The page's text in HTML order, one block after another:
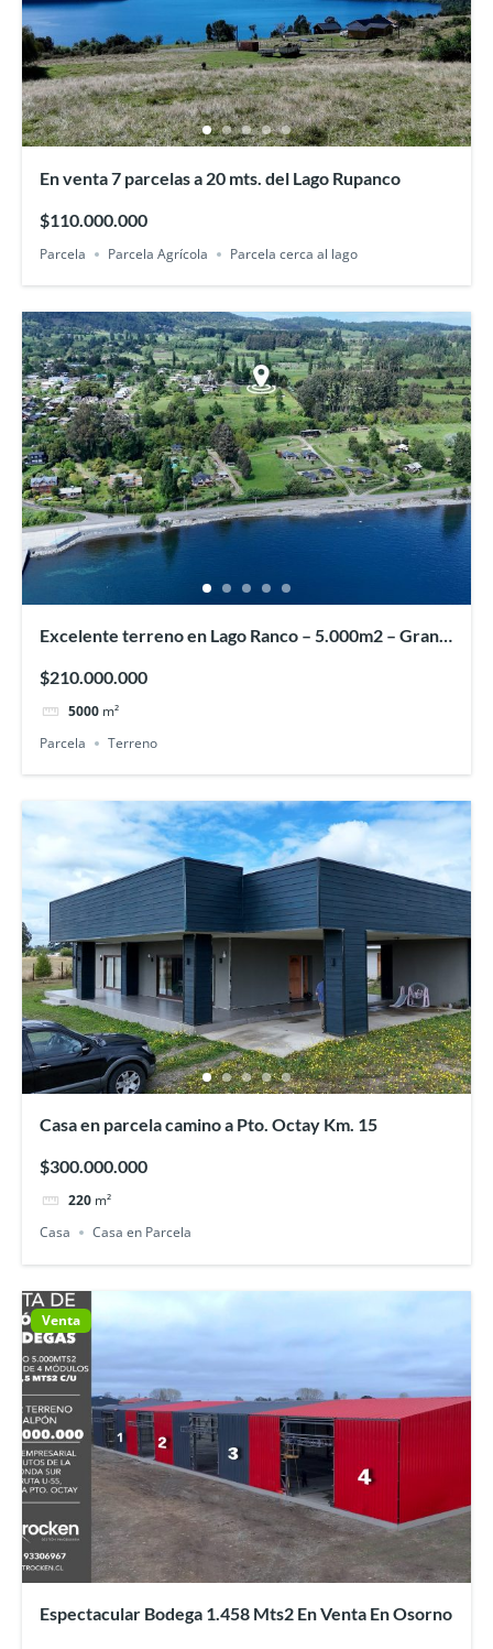
En venta 7 parcelas a 20 mts. del Lago Rupanco
$110.000.000
Parcela Parcela Agrícola Parcela cerca al lago
Excelente terreno en Lago Ranco – 5.000m2 – Gran
$210.000.000
5000 m²
Parcela
Terreno
Casa en parcela camino a Pto. Octay Km. 15
$300.000.000
220 m²
Casa
Casa en Parcela
Venta
Espectacular Bodega 1.458 Mts2 En Venta En Osorno